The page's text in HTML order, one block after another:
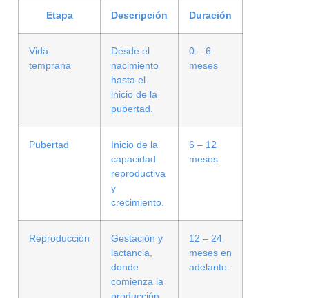
Etapa Descripción Duración
Vida
temprana
Desde el
nacimiento
hasta el
inicio de la
pubertad.
0 – 6
meses
Pubertad
Inicio de la
capacidad
reproductiva
y
crecimiento.
6 – 12
meses
Reproducción
Gestación y
lactancia,
donde
comienza la
12 – 24
meses en
adelante.